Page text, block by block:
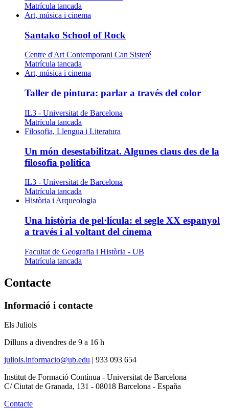
Matrícula tancada
Art, música i cinema
Santako School of Rock
Centre d'Art Contemporani Can Sisteré
Matrícula tancada
Art, música i cinema
Taller de pintura: parlar a través del color
IL3 - Universitat de Barcelona
Matrícula tancada
Filosofia, Llengua i Literatura
Un món desestabilitzat. Algunes claus des de la
filosofia política
IL3 - Universitat de Barcelona
Matrícula tancada
Història i Arqueologia
Una història de pel·lícula: el segle XX espanyol
a través i al voltant del cinema
Facultat de Geografia i Història - UB
Matrícula tancada
Contacte
Informació i contacte
Els Juliols
Dilluns a divendres de 9 a 16 h
juliols.informacio@ub.edu | 933 093 654
Institut de Formació Contínua - Universitat de Barcelona
C/ Ciutat de Granada, 131 - 08018 Barcelona - España
Contacte